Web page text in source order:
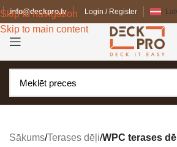
Skip to navigation
Skip to main content
info@deckpro.lv Login / Register
Sākums/Terases dēļi/WPC terases